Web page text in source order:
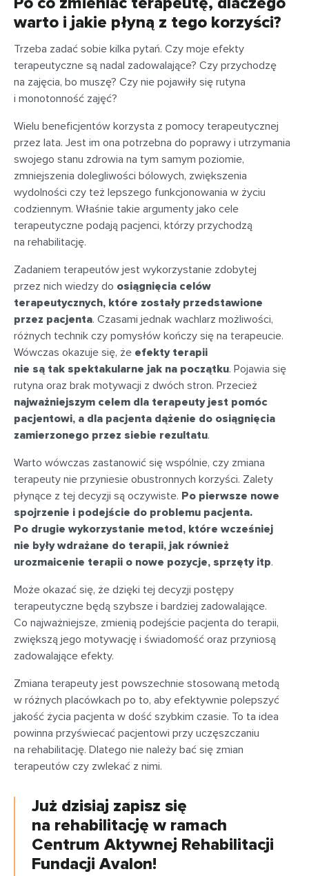
warto i jakie płyną z tego korzyści?
Trzeba zadać sobie kilka pytań. Czy moje efekty
terapeutyczne są nadal zadowalające? Czy przychodzę
na zajęcia, bo muszę? Czy nie pojawiły się rutyna
i monotonność zajęć?
Wielu beneficjentów korzysta z pomocy terapeutycznej
przez lata. Jest im ona potrzebna do poprawy i utrzymania
swojego stanu zdrowia na tym samym poziomie,
zmniejszenia dolegliwości bólowych, zwiększenia
wydolności czy też lepszego funkcjonowania w życiu
codziennym. Właśnie takie argumenty jako cele
terapeutyczne podają pacjenci, którzy przychodzą
na rehabilitację.
Zadaniem terapeutów jest wykorzystanie zdobytej
przez nich wiedzy do osiągnięcia celów
terapeutycznych, które zostały przedstawione
przez pacjenta. Czasami jednak wachlarz możliwości,
różnych technik czy pomysłów kończy się na terapeucie.
Wówczas okazuje się, że efekty terapii
nie są tak spektakularne jak na początku. Pojawia się
rutyna oraz brak motywacji z dwóch stron. Przecież
najważniejszym celem dla terapeuty jest pomóc
pacjentowi, a dla pacjenta dążenie do osiągnięcia
zamierzonego przez siebie rezultatu.
Warto wówczas zastanowić się wspólnie, czy zmiana
terapeuty nie przyniesie obustronnych korzyści. Zalety
płynące z tej decyzji są oczywiste. Po pierwsze nowe
spojrzenie i podejście do problemu pacjenta.
Po drugie wykorzystanie metod, które wcześniej
nie były wdrażane do terapii, jak również
urozmaicenie terapii o nowe pozycje, sprzęty itp.
Może okazać się, że dzięki tej decyzji postępy
terapeutyczne będą szybsze i bardziej zadowalające.
Co najważniejsze, zmienią podejście pacjenta do terapii,
zwiększą jego motywację i świadomość oraz przyniosą
zadowalające efekty.
Zmiana terapeuty jest powszechnie stosowaną metodą
w różnych placówkach po to, aby efektywnie polepszyć
jakość życia pacjenta w dość szybkim czasie. To ta idea
powinna przyświecać pacjentowi przy uczęszczaniu
na rehabilitację. Dlatego nie należy bać się zmian
terapeutów czy zwlekać z nimi.
Już dzisiaj zapisz się
na rehabilitację w ramach
Centrum Aktywnej Rehabilitacji
Fundacji Avalon!